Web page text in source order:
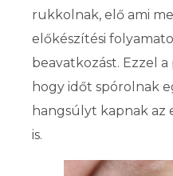
rukkolnak, elő ami
előkészítési
beavatkozást. Ezzel
hogy időt spórolnak
hangsúlyt kapnak az
is.